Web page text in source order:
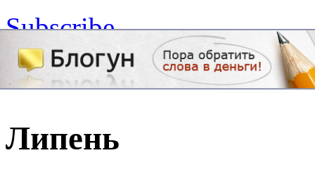
Subscribe
Липень